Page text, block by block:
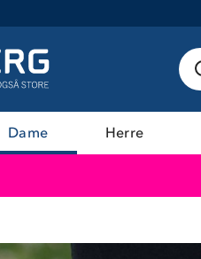
Dame Herre